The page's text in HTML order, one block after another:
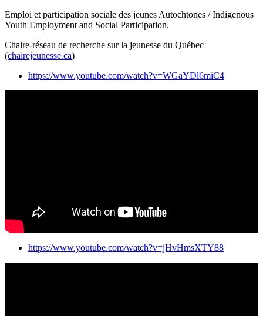
Emploi et participation sociale des jeunes Autochtones / Indigenous
Youth Employment and Social Participation.
Chaire-réseau de recherche sur la jeunesse du Québec
(chairejeunesse.ca)
https://www.youtube.com/watch?v=WGaYDl6miC4
https://www.youtube.com/watch?v=jHvHmsXTY88